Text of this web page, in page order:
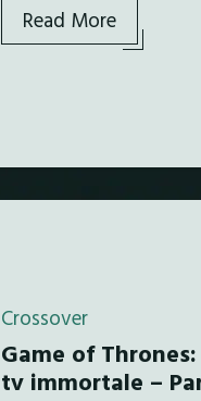
Read More
Crossover
Game of
tv immortale –